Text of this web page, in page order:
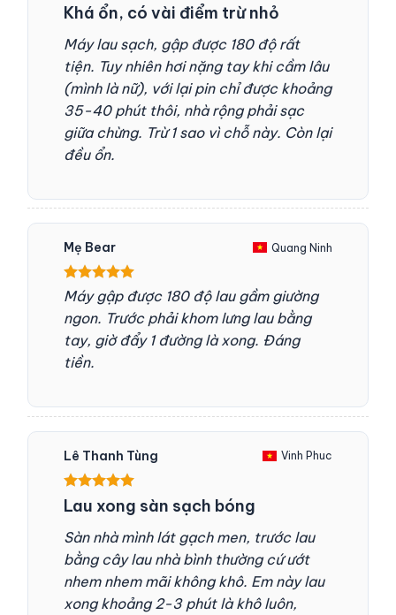
Được
xếp hạng
4 5 sao
Khá ổn, có vài điểm trừ nhỏ
Máy lau sạch, gập được 180 độ rất
tiện. Tuy nhiên hơi nặng tay khi cầm lâu
(mình là nữ), với lại pin chỉ được khoảng
35-40 phút thôi, nhà rộng phải sạc
giữa chừng. Trừ 1 sao vì chỗ này. Còn lại
đều ổn.
Mẹ Bear Quang Ninh
Được xếp
hạng5 5
sao
Máy gập được 180 độ lau gầm giường
ngon. Trước phải khom lưng lau bằng
tay, giờ đẩy 1 đường là xong. Đáng
tiền.
Lê Thanh Tùng Vinh Phuc
Được xếp
hạng55
sao
Lau xong sàn sạch bóng
Sàn nhà mình lát gạch men, trước lau
bằng cây lau nhà bình thường cứ ướt
nhem nhem mãi không khô. Em này lau
xong khoảng 2-3 phút là khô luôn,